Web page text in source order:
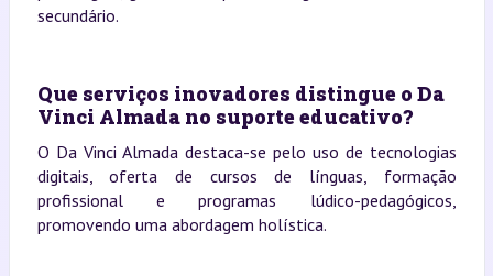
secundário.
Que serviços inovadores distingue o Da
Vinci Almada no suporte educativo?
O Da Vinci Almada destaca-se pelo uso de tecnologias
digitais, oferta de cursos de línguas, formação
profissional e programas lúdico-pedagógicos,
promovendo uma abordagem holística.